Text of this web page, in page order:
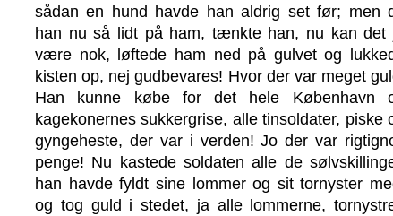
sådan en hund havde han aldrig set før; men
han nu så lidt på ham, tænkte han, nu kan det
være nok, løftede ham ned på gulvet og
kisten op, nej gudbevares! Hvor der var meget
Han kunne købe for det hele København
kagekonernes sukkergrise, alle tinsoldater, piske
gyngeheste, der var i verden! Jo der var
penge! Nu kastede soldaten alle de
han havde fyldt sine lommer og sit tornyster
og tog guld i stedet, ja alle lommerne,